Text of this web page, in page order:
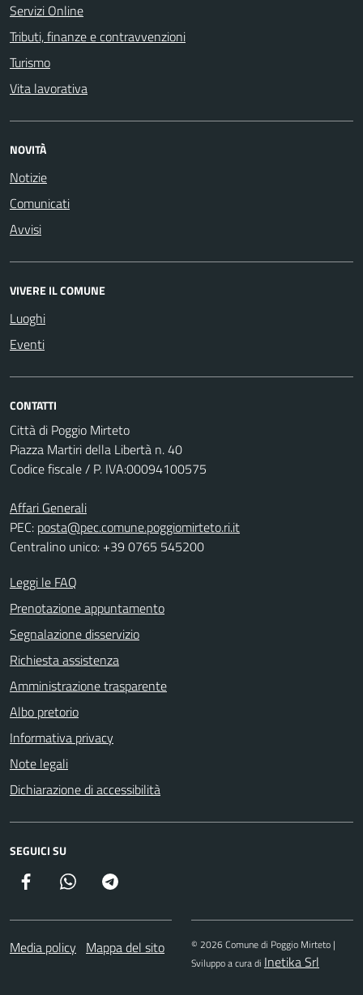
Servizi Online
Tributi, finanze e contravvenzioni
Turismo
Vita lavorativa
NOVITÀ
Notizie
Comunicati
Avvisi
VIVERE IL COMUNE
Luoghi
Eventi
CONTATTI
Città di Poggio Mirteto
Piazza Martiri della Libertà n. 40
Codice fiscale / P. IVA:00094100575
Affari Generali
PEC: posta@pec.comune.poggiomirteto.ri.it
Centralino unico: +39 0765 545200
Leggi le FAQ
Prenotazione appuntamento
Segnalazione disservizio
Richiesta assistenza
Amministrazione trasparente
Albo pretorio
Informativa privacy
Note legali
Dichiarazione di accessibilità
SEGUICI SU
Facebook Canale della Città di Poggio Mirteto
Media policy Mappa del sito
© 2026 Comune di Poggio Mirteto |
Sviluppo a cura di Inetika Srl